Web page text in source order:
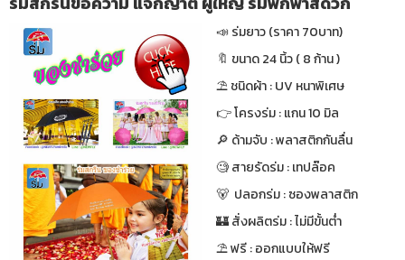
📣 ร่มยาว (ราคา 70บาท)
🔖 ขนาด 24 นิ้ว ( 8 ก้าน )
⛱ ชนิดผ้า : UV หนาพิเศษ
👉 โครงร่ม : แกน 10 มิล
🔎 ด้ามจับ : พลาสติกกันลื่น
🧐 สายรัดร่ม : เทปล๊อค
🐻 ปลอกร่ม : ซองพลาสติก
🏰 สั่งผลิตร่ม : ไม่มีขั้นต่ำ
⛱ ฟรี : ออกแบบให้ฟรี